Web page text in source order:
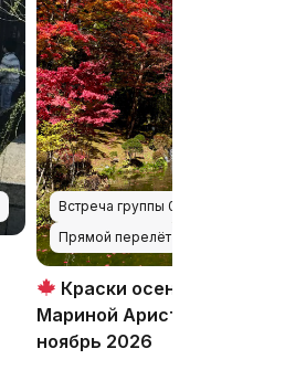
Встреча группы 02.09.2026 в 20:00
Прямой перелёт
Краски осени в Японии с
Мариной Аристовой, октябрь-
ноябрь 2026